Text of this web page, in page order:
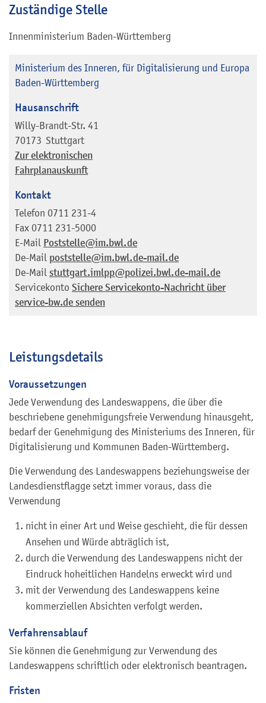
Zuständige Stelle
Innenministerium Baden-Württemberg
Ministerium des Inneren, für Digitalisierung und Europa
Baden-Württemberg
Hausanschrift
Willy-Brandt-Str. 41
70173 Stuttgart
Zur elektronischen
Fahrplanauskunft
Kontakt
Telefon 0711 231-4
Fax 0711 231-5000
E-Mail Poststelle@im.bwl.de
De-Mail poststelle@im.bwl.de-mail.de
De-Mail stuttgart.imlpp@polizei.bwl.de-mail.de
Servicekonto Sichere Servicekonto-Nachricht über
service-bw.de senden
Leistungsdetails
Voraussetzungen
Jede Verwendung des Landeswappens, die über die
beschriebene genehmigungsfreie Verwendung hinausgeht,
bedarf der Genehmigung des Ministeriums des Inneren, für
Digitalisierung und Kommunen Baden-Württemberg.
Die Verwendung des Landeswappens beziehungsweise der
Landesdienstflagge setzt immer voraus, dass die
Verwendung
nicht in einer Art und Weise geschieht, die für dessen
Ansehen und Würde abträglich ist,
durch die Verwendung des Landeswappens nicht der
Eindruck hoheitlichen Handelns erweckt wird und
mit der Verwendung des Landeswappens keine
kommerziellen Absichten verfolgt werden.
Verfahrensablauf
Sie können die Genehmigung zur Verwendung des
Landeswappens schriftlich oder elektronisch beantragen.
Fristen